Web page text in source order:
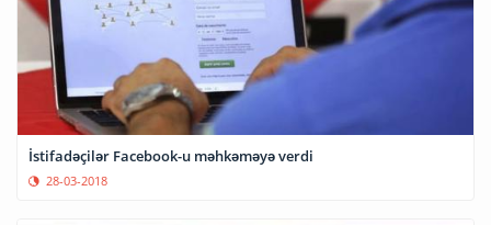
İstifadəçilər Facebook-u məhkəməyə verdi
28-03-2018